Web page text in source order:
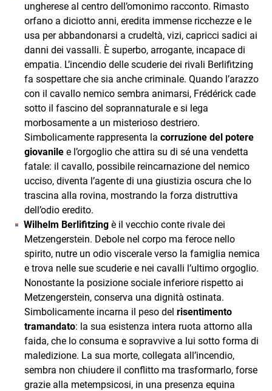
ungherese al centro dell’omonimo racconto. Rimasto
orfano a diciotto anni, eredita immense ricchezze e le
usa per abbandonarsi a crudeltà, vizi, capricci sadici ai
danni dei vassalli. È superbo, arrogante, incapace di
empatia. L’incendio delle scuderie dei rivali Berlifitzing
fa sospettare che sia anche criminale. Quando l’arazzo
con il cavallo nemico sembra animarsi, Frédérick cade
sotto il fascino del soprannaturale e si lega
morbosamente a un misterioso destriero.
Simbolicamente rappresenta la corruzione del potere
giovanile e l’orgoglio che attira su di sé una vendetta
fatale: il cavallo, possibile reincarnazione del nemico
ucciso, diventa l’agente di una giustizia oscura che lo
trascina alla rovina, mostrando la forza distruttiva
dell’odio eredito.
Wilhelm Berlifitzing è il vecchio conte rivale dei
Metzengerstein. Debole nel corpo ma feroce nello
spirito, nutre un odio viscerale verso la famiglia nemica
e trova nelle sue scuderie e nei cavalli l’ultimo orgoglio.
Nonostante la posizione sociale inferiore rispetto ai
Metzengerstein, conserva una dignità ostinata.
Simbolicamente incarna il peso del risentimento
tramandato: la sua esistenza intera ruota attorno alla
faida, che lo consuma e sopravvive a lui sotto forma di
maledizione. La sua morte, collegata all’incendio,
sembra non chiudere il conflitto ma trasformarlo, forse
grazie alla metempsicosi, in una presenza equina